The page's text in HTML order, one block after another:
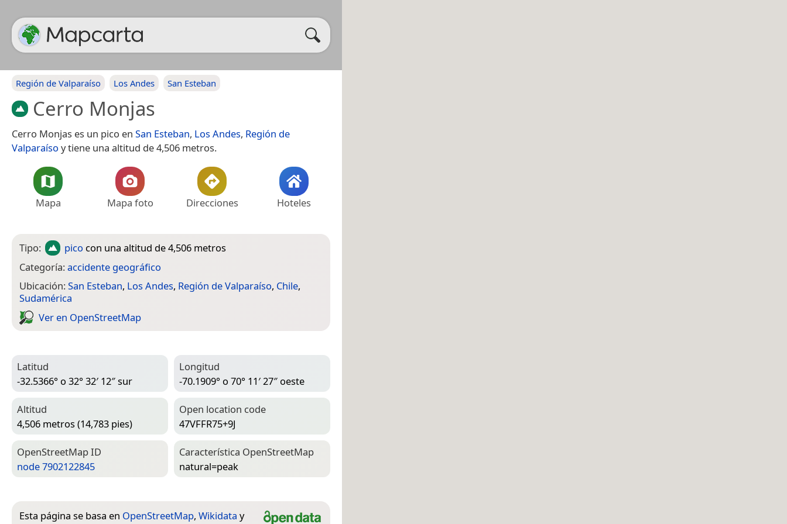
Región de Valparaíso Los Andes San Esteban
Cerro Monjas
Cerro Monjas es un pico en San Esteban, Los Andes, Región de
Valparaíso y tiene una altitud de 4,506 metros.
Mapa Mapa foto Direcciones Hoteles
Tipo: pico con una altitud de 4,506 metros
Categoría:accidente geográfico
Ubicación:San Esteban, Los Andes, Región de Valparaíso, Chile,
Sudamérica
Ver en Open­Street­Map
Latitud
-32.5366° o 32° 32′ 12″ sur
Longitud
-70.1909° o 70° 11′ 27″ oeste
Altitud
4,506 metros (14,783 pies)
Open location code
47VFFR75+9J
Open­Street­Map ID
node 7902122845
Característica Open­Street­Map
natural=­peak
Esta página se basa en OpenStreetMap, Wikidata y